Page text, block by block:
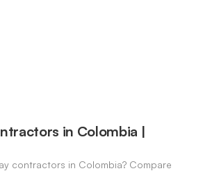
in Colombia |
contractors in Colombia? Compare